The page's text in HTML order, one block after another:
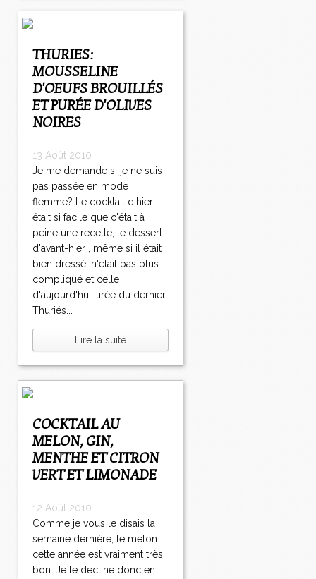
THURIES:
MOUSSELINE
D'OEUFS BROUILLÉS
ET PURÉE D'OLIVES
NOIRES
13 Août 2010
Je me demande si je ne suis
pas passée en mode
flemme? Le cocktail d'hier
était si facile que c'était à
peine une recette, le dessert
d'avant-hier , même si il était
bien dressé, n'était pas plus
compliqué et celle
d'aujourd'hui, tirée du dernier
Thuriés...
Lire la suite
COCKTAIL AU
MELON, GIN,
MENTHE ET CITRON
VERT ET LIMONADE
12 Août 2010
Comme je vous le disais la
semaine dernière, le melon
cette année est vraiment très
bon. Je le décline donc en